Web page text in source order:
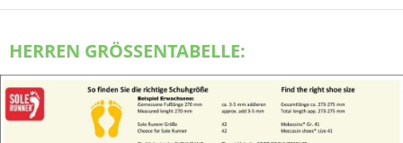
HERREN GRÖSSENTABELLE: